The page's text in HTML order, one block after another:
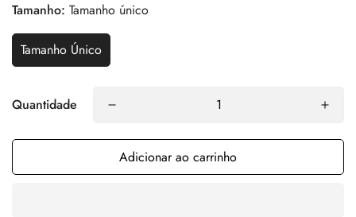
Tamanho: Tamanho único
Tamanho Único
Quantidade
Adicionar ao carrinho